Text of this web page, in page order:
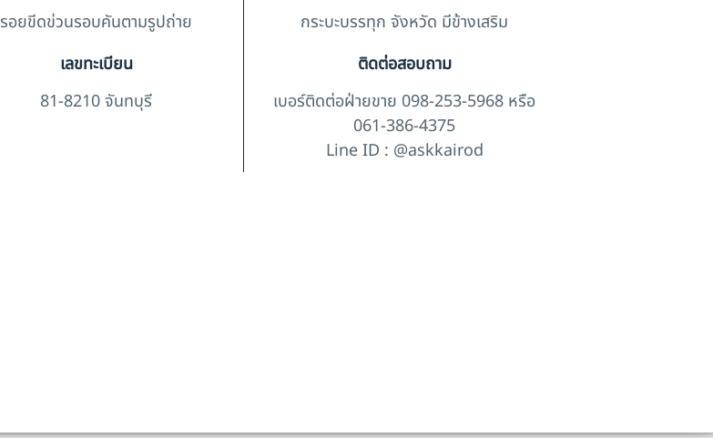
รอยขีดข่วนรอบคันตามรูปถ่าย
กระบะบรรทุก จังหวัด มีข้างเสริม
เลขทะเบียน
81-8210 จันทบุรี
ติดต่อสอบถาม
เบอร์ติดต่อฝ่ายขาย 098-253-5968 หรือ
061-386-4375
Line ID : @askkairod